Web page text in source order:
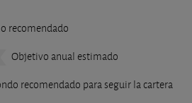
recomendado
Objetivo anual estimado
recomendado para seguir la cartera